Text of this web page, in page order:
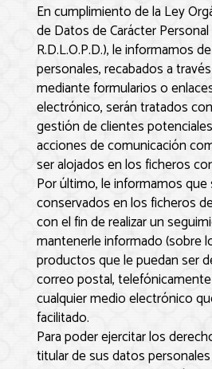
En cumplimiento de la Ley
de Datos de Carácter Personal
R.D.L.O.P.D.), le informamos
personales, recabados a
mediante formularios o
electrónico, serán tratados
gestión de clientes
acciones de comunicación
ser alojados en los ficheros
Por último, le informamos
conservados en los ficheros
con el fin de realizar un
mantenerle informado (sobre
productos que le puedan ser
correo postal,
cualquier medio electrónico
facilitado.
Para poder ejercitar los
titular de sus datos